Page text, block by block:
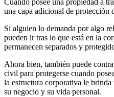
Cuando posee una propiedad a
una capa adicional de protección
Si alguien lo demanda por algo
pueden ir tras lo que está en la
permanecen separados y
Ahora bien, también puede
civil para protegerse cuando
la estructura corporativa le
su negocio y su vida personal.